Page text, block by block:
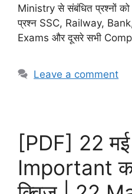
Ministry से संबंधित प्रश्नों को
प्रश्न SSC, Railway,
Exams और दूसरे सभी
Leave a comment
[PDF] 22
Important